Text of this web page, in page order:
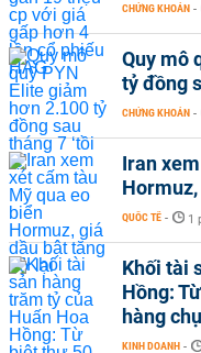
CHỨNG KHOÁN -
Quy mô
tỷ đồng
CHỨNG KHOÁN -
Iran
QUỐC TẾ - 1
Khối tài
Hồng:
hàng
KINH DOANH -